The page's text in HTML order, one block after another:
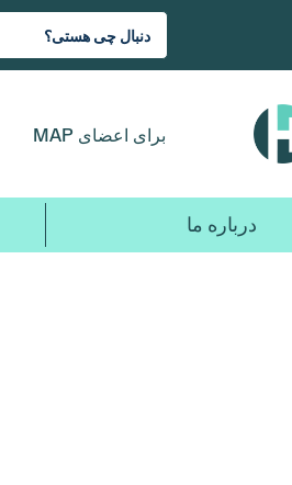
برای اعضای MAP
درباره ما